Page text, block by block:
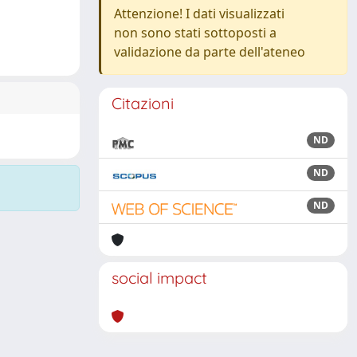
Attenzione! I dati visualizzati
non sono stati sottoposti a
validazione da parte dell'ateneo
Citazioni
ND
ND
ND
social impact